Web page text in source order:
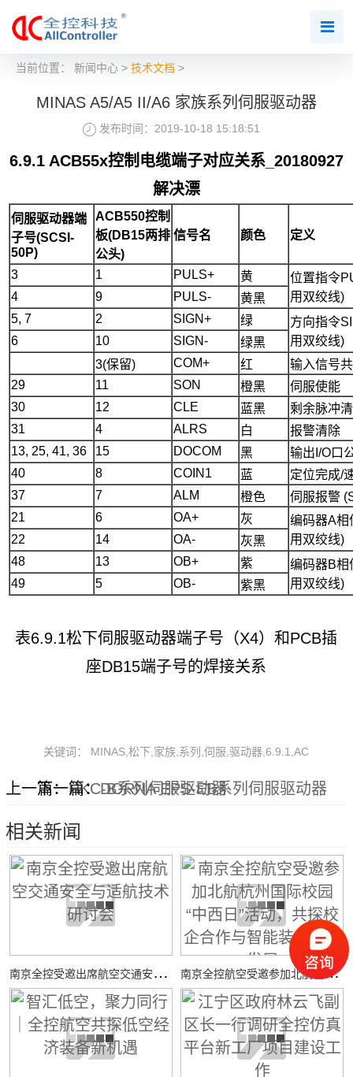
当前位置： 新闻中心> 技术文档 >
MINAS A5/A5 II/A6 家族系列伺服驱动器
发布时间：2019-10-18 15:18:51
6.9.1 ACB55x控制电缆端子对应关系_20180927
解决漂
伺服驱动器端
子号(SCSI-
50P)
ACB550控制
板(DB15两排
公头)
信号名 颜色 定义
3 1 PULS+ 黄
位置指令
用双绞线)
4 9 PULS-
黄黑
5, 7
2 SIGN+ 绿
方向指令
用双绞线)
6 10 SIGN-
绿黑
3(保留)
COM+ 红
输入信号
29
11 SON 橙黑
伺服使能
30
12 CLE 蓝黑
剩余脉冲
31
4 ALRS 白
报警清除
13, 25, 41, 36
15 DOCOM 黑
输出I/O口
40
8 COIN1 蓝
定位完成/
37
7 ALM 橙色
伺服报警
21
6 OA+ 灰
编码器A相
用双绞线)
22 14 OA-
灰黑
48
13 OB+ 紫
编码器B相
用双绞线)
49 5 OB- 紫黑
表6.9.1松下伺服驱动器端子号（X4）和PCB插
座DB15端子号的焊接关系
关键词： MINAS,松下,家族,系列,伺服,驱动器,6.9.1,AC
上一篇：HKC-B系列伺服驱动器
下一篇：DORNA EPS-EB系列伺服驱动器
相关新闻
南
京全控受邀出席航空交通安全与适航技术研讨会 南
京全控航空受邀参加北航杭州国际校园“中西日”活动，共探校企合作与智能装备创新发展